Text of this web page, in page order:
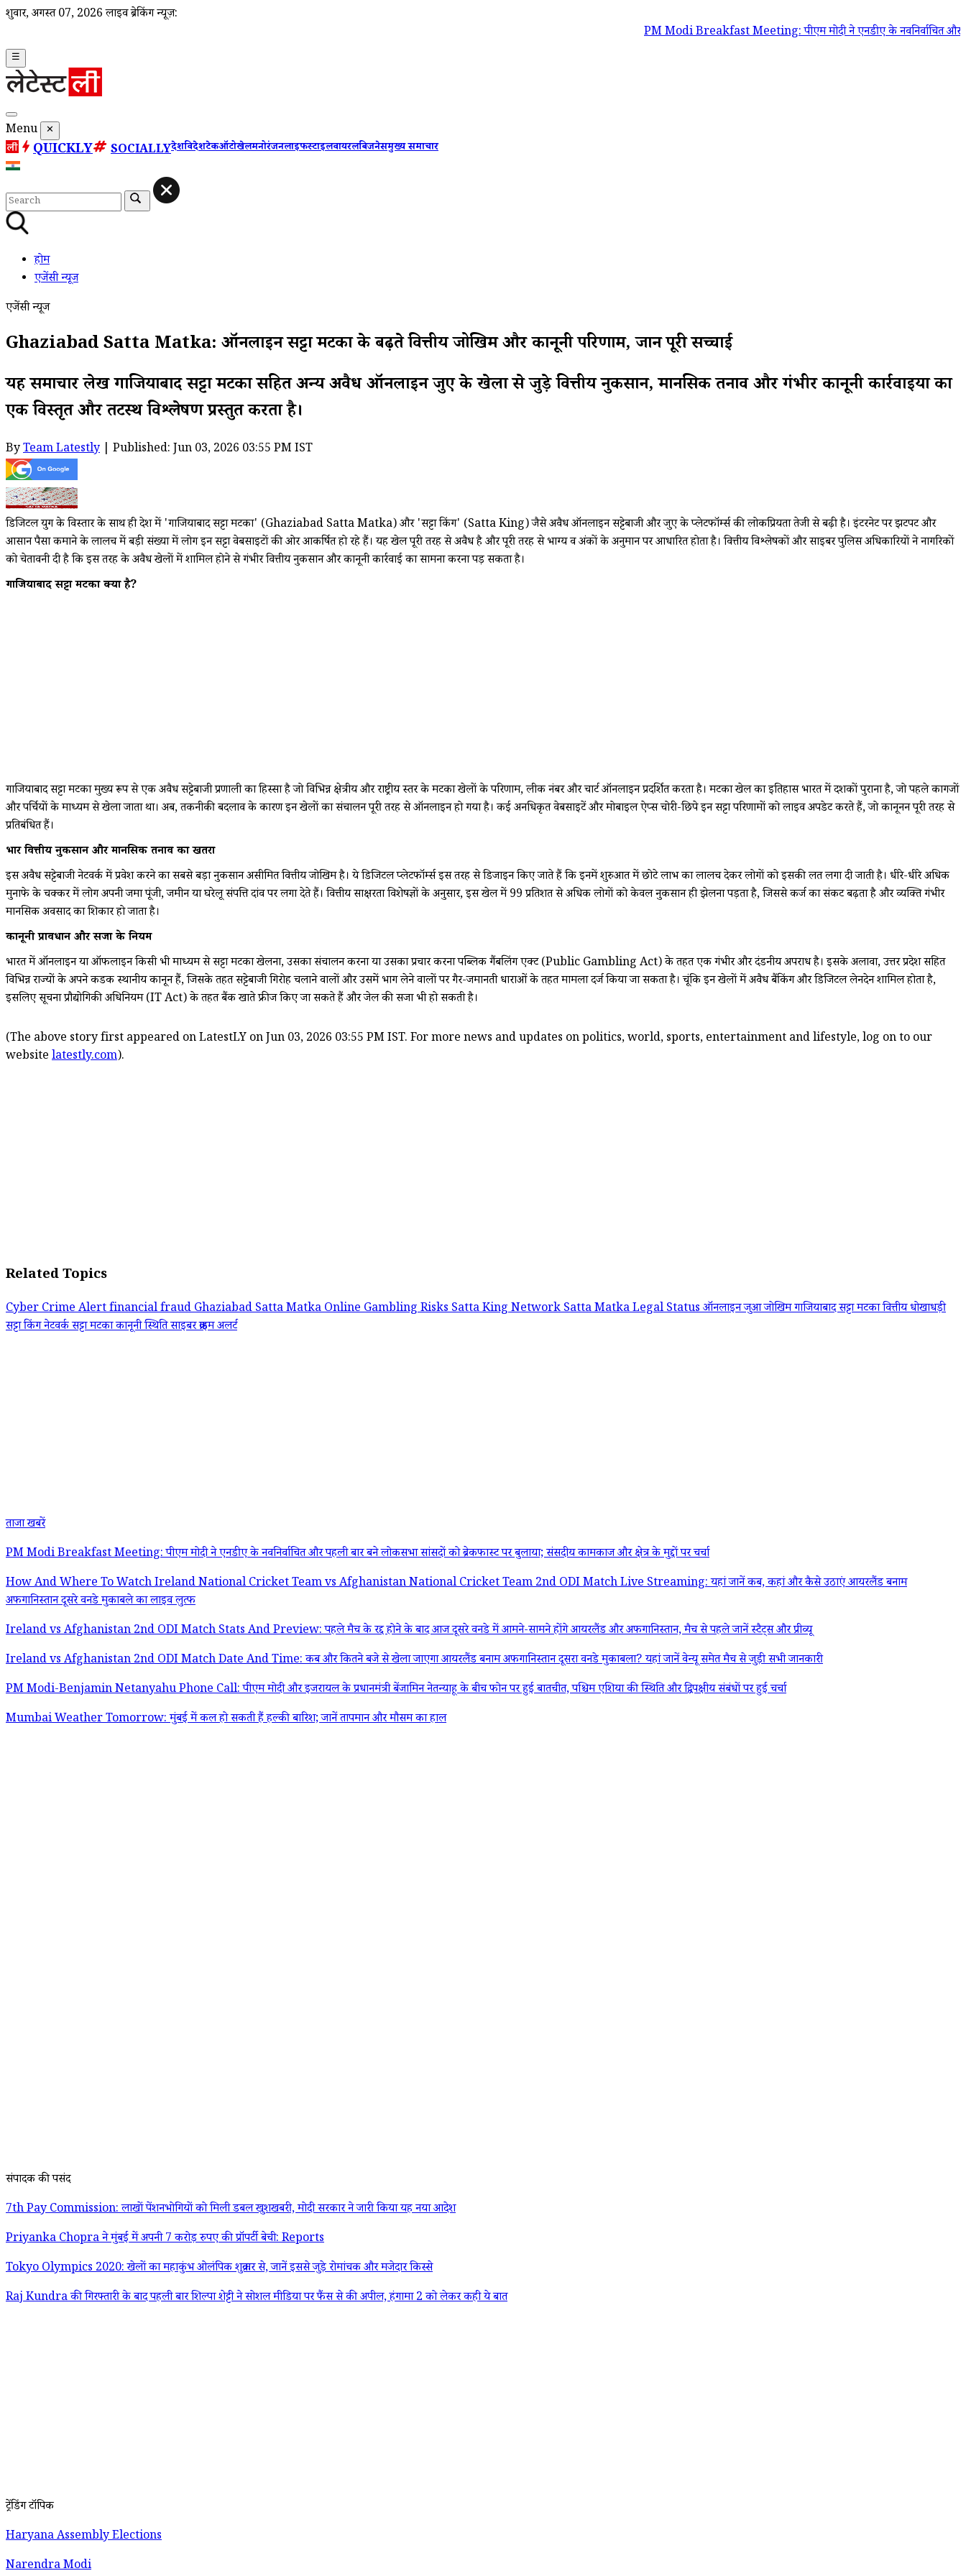
शुक्रवार, अगस्त 07, 2026 लाइव ब्रेकिंग न्यूज़:
PM Modi Breakfast Meeting: पीएम मोदी ने एनडीए के नवनिर्वाचित और पहली बार
☰
Menu ✕
QUICKLY SOCIALLYदेशविदेशटेकऑटोखेलमनोरंजनलाइफस्टाइलवायरलबिजनेसमुख्य समाचार
होम
एजेंसी न्यूज
एजेंसी न्यूज
Ghaziabad Satta Matka: ऑनलाइन सट्टा मटका के बढ़ते वित्तीय जोखिम और कानूनी परिणाम, जानें पूरी सच्चाई
यह समाचार लेख गाजियाबाद सट्टा मटका सहित अन्य अवैध ऑनलाइन जुए के खेलों से जुड़े वित्तीय नुकसान, मानसिक तनाव और गंभीर कानूनी कार्रवाइयों का
एक विस्तृत और तटस्थ विश्लेषण प्रस्तुत करता है।
ByTeam Latestly | Published: Jun 03, 2026 03:55 PM IST
डिजिटल युग के विस्तार के साथ ही देश में 'गाजियाबाद सट्टा मटका' (Ghaziabad Satta Matka) और 'सट्टा किंग' (Satta King) जैसे अवैध ऑनलाइन सट्टेबाजी और जुए के प्लेटफॉर्म्स की लोकप्रियता तेजी से बढ़ी है। इंटरनेट पर झटपट और
आसान पैसा कमाने के लालच में बड़ी संख्या में लोग इन सट्टा वेबसाइटों की ओर आकर्षित हो रहे हैं। यह खेल पूरी तरह से अवैध है और पूरी तरह से भाग्य व अंकों के अनुमान पर आधारित होता है। वित्तीय विश्लेषकों और साइबर पुलिस अधिकारियों ने नागरिकों
को चेतावनी दी है कि इस तरह के अवैध खेलों में शामिल होने से गंभीर वित्तीय नुकसान और कानूनी कार्रवाई का सामना करना पड़ सकता है।
गाजियाबाद सट्टा मटका क्या है?
गाजियाबाद सट्टा मटका मुख्य रूप से एक अवैध सट्टेबाजी प्रणाली का हिस्सा है जो विभिन्न क्षेत्रीय और राष्ट्रीय स्तर के मटका खेलों के परिणाम, लीक नंबर और चार्ट ऑनलाइन प्रदर्शित करता है। मटका खेल का इतिहास भारत में दशकों पुराना है, जो पहले कागजों
और पर्चियों के माध्यम से खेला जाता था। अब, तकनीकी बदलाव के कारण इन खेलों का संचालन पूरी तरह से ऑनलाइन हो गया है। कई अनधिकृत वेबसाइटें और मोबाइल ऐप्स चोरी-छिपे इन सट्टा परिणामों को लाइव अपडेट करते हैं, जो कानूनन पूरी तरह से
प्रतिबंधित हैं।
भारी वित्तीय नुकसान और मानसिक तनाव का खतरा
इस अवैध सट्टेबाजी नेटवर्क में प्रवेश करने का सबसे बड़ा नुकसान असीमित वित्तीय जोखिम है। ये डिजिटल प्लेटफॉर्म्स इस तरह से डिजाइन किए जाते हैं कि इनमें शुरुआत में छोटे लाभ का लालच देकर लोगों को इसकी लत लगा दी जाती है। धीरे-धीरे अधिक
मुनाफे के चक्कर में लोग अपनी जमा पूंजी, जमीन या घरेलू संपत्ति दांव पर लगा देते हैं। वित्तीय साक्षरता विशेषज्ञों के अनुसार, इस खेल में 99 प्रतिशत से अधिक लोगों को केवल नुकसान ही झेलना पड़ता है, जिससे कर्ज का संकट बढ़ता है और व्यक्ति गंभीर
मानसिक अवसाद का शिकार हो जाता है।
कानूनी प्रावधान और सजा के नियम
भारत में ऑनलाइन या ऑफलाइन किसी भी माध्यम से सट्टा मटका खेलना, उसका संचालन करना या उसका प्रचार करना पब्लिक गैंबलिंग एक्ट (Public Gambling Act) के तहत एक गंभीर और दंडनीय अपराध है। इसके अलावा, उत्तर प्रदेश सहित
विभिन्न राज्यों के अपने कडक स्थानीय कानून हैं, जिसके तहत सट्टेबाजी गिरोह चलाने वालों और उसमें भाग लेने वालों पर गैर-जमानती धाराओं के तहत मामला दर्ज किया जा सकता है। चूंकि इन खेलों में अवैध बैंकिंग और डिजिटल लेनदेन शामिल होता है,
इसलिए सूचना प्रौद्योगिकी अधिनियम (IT Act) के तहत बैंक खाते फ्रीज किए जा सकते हैं और जेल की सजा भी हो सकती है।
(The above story first appeared on LatestLY on Jun 03, 2026 03:55 PM IST. For more news and updates on politics, world, sports, entertainment and lifestyle, log on to our
website latestly.com).
Related Topics
Cyber Crime Alertfinancial fraudGhaziabad Satta MatkaOnline Gambling RisksSatta King NetworkSatta Matka Legal Statusऑनलाइन जुआ जोखिमगाजियाबाद सट्टा मटकावित्तीय धोखाधड़ी
सट्टा किंग नेटवर्कसट्टा मटका कानूनी स्थितिसाइबर क्राइम अलर्ट
ताजा खबरें
PM Modi Breakfast Meeting: पीएम मोदी ने एनडीए के नवनिर्वाचित और पहली बार बने लोकसभा सांसदों को ब्रेकफास्ट पर बुलाया; संसदीय कामकाज और क्षेत्र के मुद्दों पर चर्चा
How And Where To Watch Ireland National Cricket Team vs Afghanistan National Cricket Team 2nd ODI Match Live Streaming: यहां जानें कब, कहां और कैसे उठाएं आयरलैंड बनाम
अफगानिस्तान दूसरे वनडे मुकाबले का लाइव लुत्फ
Ireland vs Afghanistan 2nd ODI Match Stats And Preview: पहले मैच के रद्द होने के बाद आज दूसरे वनडे में आमने-सामने होंगे आयरलैंड और अफगानिस्तान, मैच से पहले जानें स्टैट्स और प्रीव्यू
Ireland vs Afghanistan 2nd ODI Match Date And Time: कब और कितने बजे से खेला जाएगा आयरलैंड बनाम अफगानिस्तान दूसरा वनडे मुकाबला? यहां जानें वेन्यू समेत मैच से जुड़ी सभी जानकारी
PM Modi-Benjamin Netanyahu Phone Call: पीएम मोदी और इजरायल के प्रधानमंत्री बेंजामिन नेतन्याहू के बीच फोन पर हुई बातचीत, पश्चिम एशिया की स्थिति और द्विपक्षीय संबंधों पर हुई चर्चा
Mumbai Weather Tomorrow: मुंबई में कल हो सकती हैं हल्की बारिश; जानें तापमान और मौसम का हाल
संपादक की पसंद
7th Pay Commission: लाखों पेंशनभोगियों को मिली डबल खुशखबरी, मोदी सरकार ने जारी किया यह नया आदेश
Priyanka Chopra ने मुंबई में अपनी 7 करोड़ रुपए की प्रॉपर्टी बेची: Reports
Tokyo Olympics 2020: खेलों का महाकुंभ ओलंपिक शुक्रवार से, जानें इससे जुड़े रोमांचक और मजेदार किस्से
Raj Kundra की गिरफ्तारी के बाद पहली बार शिल्पा शेट्टी ने सोशल मीडिया पर फैंस से की अपील, हंगामा 2 को लेकर कही ये बात
ट्रेंडिंग टॉपिक
Haryana Assembly Elections
Narendra Modi